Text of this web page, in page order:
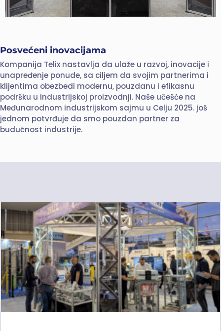
Posvećeni inovacijama
Kompanija Telix nastavlja da ulaže u razvoj, inovacije i
unapređenje ponude, sa ciljem da svojim partnerima i
klijentima obezbedi modernu, pouzdanu i efikasnu
podršku u industrijskoj proizvodnji. Naše učešće na
Međunarodnom industrijskom sajmu u Celju 2025. još
jednom potvrđuje da smo pouzdan partner za
budućnost industrije.